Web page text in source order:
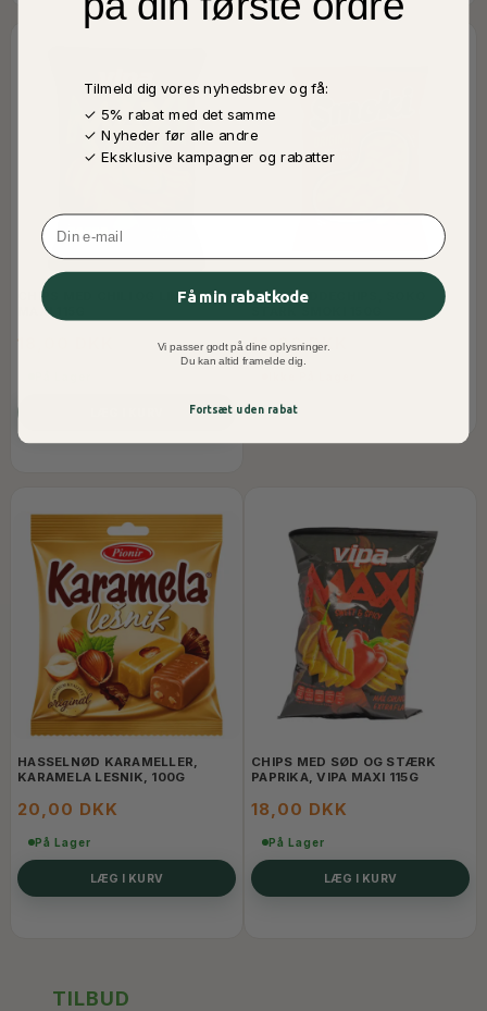
CHIPS MED CHILI OG LIME, VIPA
MAXI 115G
18,00 DKK
JORDNØDDECHIPS, SOKO
18,00 DKK
HASSELNØD KARAMELLER,
KARAMELA LESNIK, 100G
20,00 DKK
På Lager
LÆG I KURV
CHIPS MED SØD OG STÆRK
PAPRIKA, VIPA MAXI 115G
18,00 DKK
På Lager
LÆG I KURV
TILBUD
Tilmeld dig vores nyhedsbrev og få:
✓ 5% rabat med det samme
✓ Nyheder før alle andre
✓ Eksklusive kampagner og rabatter
Email
Få min rabatkode
Vi passer godt på dine oplysninger.
Du kan altid framelde dig.
Fortsæt uden rabat